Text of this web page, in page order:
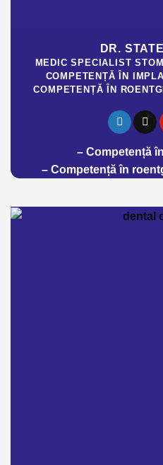
DR.
MEDIC SPECIALIST
COMPETENȚĂ ÎN
COMPETENȚĂ ÎN
– Competență
– Competență în